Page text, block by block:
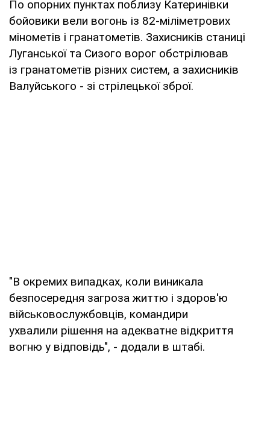
По опорних пунктах поблизу Катеринівки
бойовики вели вогонь із 82-міліметрових
мінометів і гранатометів. Захисників станиці
Луганської та Сизого ворог обстрілював
із гранатометів різних систем, а захисників
Валуйського - зі стрілецької зброї.
"В окремих випадках, коли виникала
безпосередня загроза життю і здоров'ю
військовослужбовців, командири
ухвалили рішення на адекватне відкриття
вогню у відповідь", - додали в штабі.